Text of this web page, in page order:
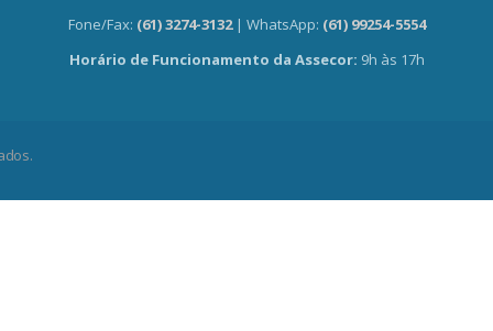
Fone/Fax: (61) 3274-3132 | WhatsApp: (61) 99254-5554
Horário de Funcionamento da Assecor: 9h às 17h